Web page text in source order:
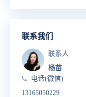
联系我们
联系人
杨苗
电话(微信)
13165050229